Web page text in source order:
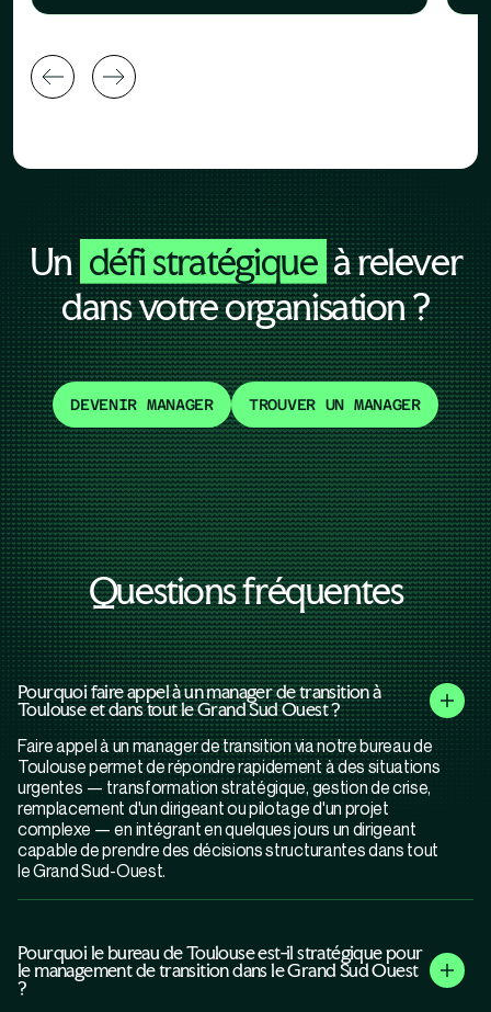
Un défi stratégique à relever
dans votre organisation ?
DEVENIR MANAGER TROUVER UN MANAGER
Questions fréquentes
Pourquoi faire appel à un manager de transition à
Toulouse et dans tout le Grand Sud Ouest ?
Faire appel à un manager de transition via notre bureau de
Toulouse permet de répondre rapidement à des situations
urgentes — transformation stratégique, gestion de crise,
remplacement d'un dirigeant ou pilotage d'un projet
complexe — en intégrant en quelques jours un dirigeant
capable de prendre des décisions structurantes dans tout
le Grand Sud-Ouest.
Pourquoi le bureau de Toulouse est-il stratégique pour
le management de transition dans le Grand Sud Ouest
?